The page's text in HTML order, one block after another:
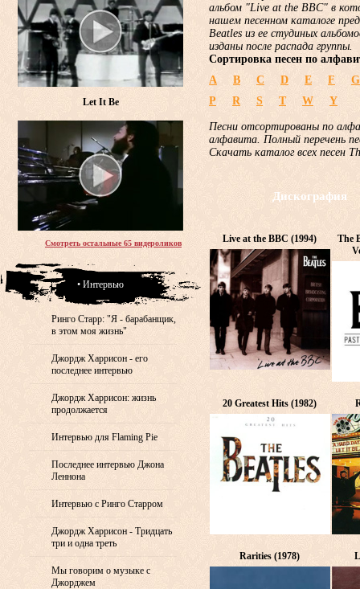
альбом "Live at the BBC" в
нашем песенном каталоге
Beatles из ее студиных
изданы после распада группы.
Сортировка песен по
A
B C D E F
G
P
R S T W Y
Песни отсортированы по
алфавита. Полный перечень
Скачать каталог всех песен
Дискография
Live at the BBC (1994)
The
20 Greatest Hits (1982)
Rarities (1978)
Let It Be
Смотреть остальные 65 видероликов
• Интервью
Ринго Старр: "Я - барабанщик,
в этом моя жизнь"
Джордж Харрисон - его
последнее интервью
Джордж Харрисон: жизнь
продолжается
Интервью для Flaming Pie
Последнее интервью Джона
Леннона
Интервью с Ринго Старром
Джордж Харрисон - Тридцать
три и одна треть
Мы говорим о музыке с
Джорджем